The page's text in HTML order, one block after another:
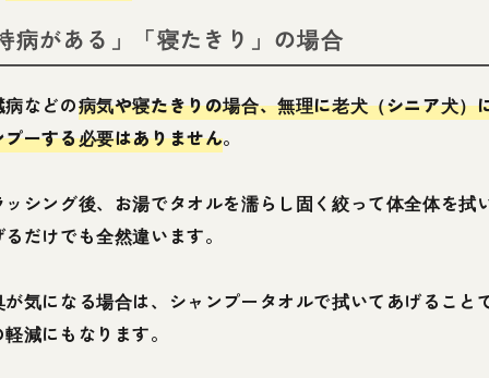
病がある」「寝たきり」の場合
などの病気や寝たきりの場合、無理に老犬（シニア犬）
プーする必要はありません。
ッシング後、お湯でタオルを濡らし固く絞って体全体を拭
だけでも全然違います。
が気になる場合は、シャンプータオルで拭いてあげること
減にもなります。